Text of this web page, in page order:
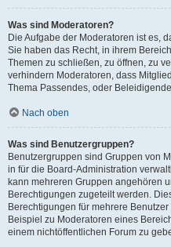
Was sind Moderatoren?
Die Aufgabe der Moderatoren ist es,
Sie haben das Recht, in ihrem
Themen zu schließen, zu öffnen, zu
verhindern Moderatoren, dass
Thema Passendes, oder
Nach oben
Was sind Benutzergruppen?
Benutzergruppen sind Gruppen von
in für die Board-Administration
kann mehreren Gruppen angehören
Berechtigungen zugeteilt werden.
Berechtigungen für mehrere
Beispiel zu Moderatoren eines
einem nichtöffentlichen Forum zu